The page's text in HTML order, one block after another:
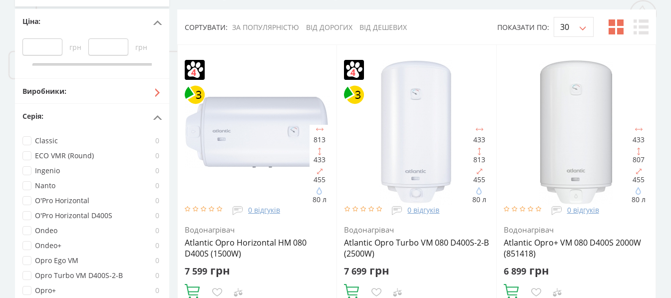
СОРТУВАТИ: ЗА ПОПУЛЯРНІСТЮ ВІД ДОРОГИХ ВІД ДЕШЕВИХ ПОКАЗАТИ ПО:
813
433
455
80 л
0 відгуків
Водонагрівач
Atlantic Opro Horizontal HM 080
D400S (1500W)
7 599грн
Купити
433
813
455
80 л
0 відгуків
Водонагрівач
Atlantic Opro Turbo VM 080 D400S-2-B
(2500W)
7 699 грн
Купити
433
807
455
80 л
0 відгуків
Водонагрівач
Atlantic Opro+ VM 080 D400S 2000W
(851418)
6 899грн
Купити
Ціна:
грн грн
Виробники:
Серія:
Classic
0
ECO VMR (Round)
0
Ingenio
0
Nanto
0
O'Pro Horizontal
0
O'Pro Horizontal D400S
0
Ondeo
0
Ondeo+
0
Opro Ego VM
0
Opro Turbo VM D400S-2-B
0
Opro+
0